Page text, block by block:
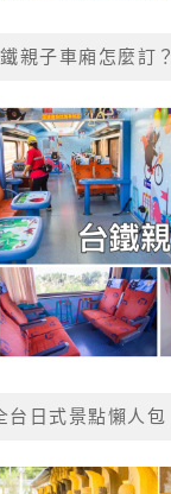
親子車廂怎麼訂？
台日式景點懶人包